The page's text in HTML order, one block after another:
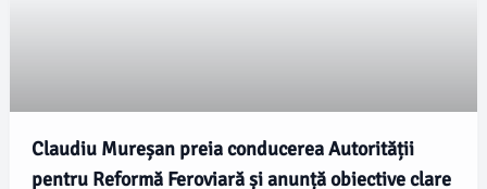
Claudiu Mureșan preia conducerea Autorității
pentru Reformă Feroviară și anunță obiective clare